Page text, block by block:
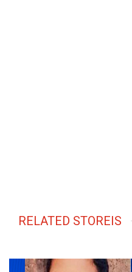
RELATED STOREIS